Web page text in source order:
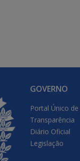
GOVERNO
Portal Único
Transparência
Diário Oficial
Legislação